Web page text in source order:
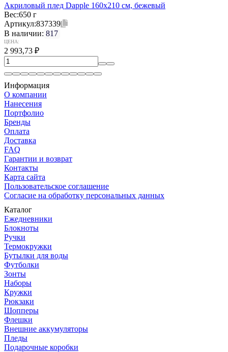
Акриловый плед Dapple 160x210 см, бежевый
Вес:650 г
Артикул:837339
В наличии: 817
ЦЕНА:
2 993,73 ₽
Информация
О компании
Нанесения
Портфолио
Бренды
Оплата
Доставка
FAQ
Гарантии и возврат
Контакты
Карта сайта
Пользовательское соглашение
Согласие на обработку персональных данных
Каталог
Ежедневники
Блокноты
Ручки
Термокружки
Бутылки для воды
Футболки
Зонты
Наборы
Кружки
Рюкзаки
Шопперы
Флешки
Внешние аккумуляторы
Пледы
Подарочные коробки